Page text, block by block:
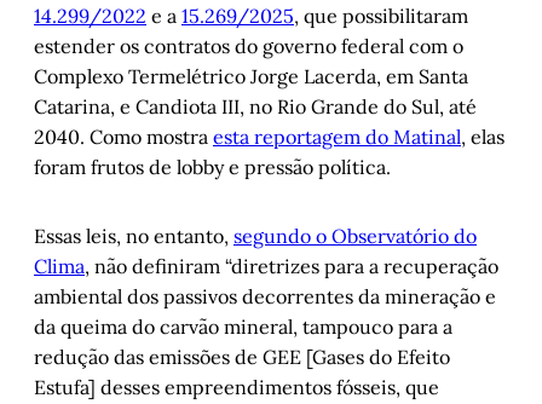
14.299/2022 e a 15.269/2025, que possibilitaram
estender os contratos do governo federal com o
Complexo Termelétrico Jorge Lacerda, em Santa
Catarina, e Candiota III, no Rio Grande do Sul, até
2040. Como mostra esta reportagem do Matinal, elas
foram frutos de lobby e pressão política.
Essas leis, no entanto, segundo o Observatório do
Clima, não definiram “diretrizes para a recuperação
ambiental dos passivos decorrentes da mineração e
da queima do carvão mineral, tampouco para a
redução das emissões de GEE [Gases do Efeito
Estufa] desses empreendimentos fósseis, que